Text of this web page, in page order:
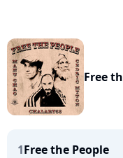
Free
1Free the People